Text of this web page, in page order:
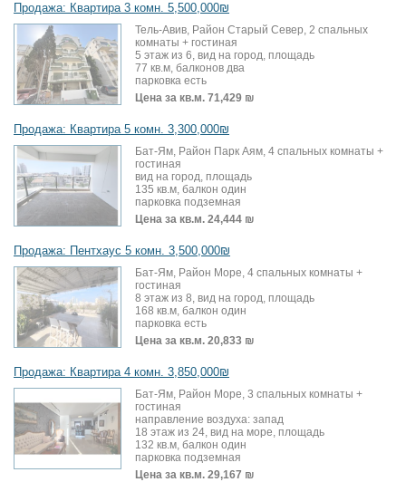
Продажа: Квартира 3 комн. 5,500,000₪
Тель-Авив, Район Старый Север, 2 спальных
комнаты + гостиная
5 этаж из 6, вид на город, площадь
77 кв.м, балконов два
парковка есть
Цена за кв.м. 71,429 ₪
Продажа: Квартира 5 комн. 3,300,000₪
Бат-Ям, Район Парк Аям, 4 спальных комнаты +
гостиная
вид на город, площадь
135 кв.м, балкон один
парковка подземная
Цена за кв.м. 24,444 ₪
Продажа: Пентхаус 5 комн. 3,500,000₪
Бат-Ям, Район Море, 4 спальных комнаты +
гостиная
8 этаж из 8, вид на город, площадь
168 кв.м, балкон один
парковка есть
Цена за кв.м. 20,833 ₪
Продажа: Квартира 4 комн. 3,850,000₪
Бат-Ям, Район Море, 3 спальных комнаты +
гостиная
направление воздуха: запад
18 этаж из 24, вид на море, площадь
132 кв.м, балкон один
парковка подземная
Цена за кв.м. 29,167 ₪